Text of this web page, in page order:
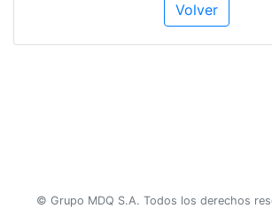
Volver
© Grupo MDQ S.A. Todos los derechos